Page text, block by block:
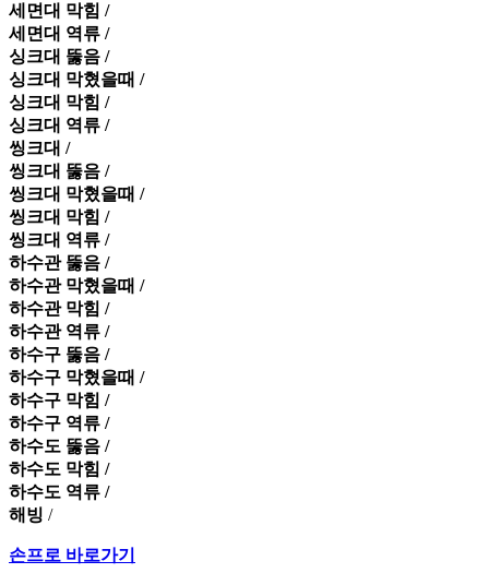
세면대 막힘 /
세면대 역류 /
싱크대 뚫음 /
싱크대 막혔을때 /
싱크대 막힘 /
싱크대 역류 /
씽크대 /
씽크대 뚫음 /
씽크대 막혔을때 /
씽크대 막힘 /
씽크대 역류 /
하수관 뚫음 /
하수관 막혔을때 /
하수관 막힘 /
하수관 역류 /
하수구 뚫음 /
하수구 막혔을때 /
하수구 막힘 /
하수구 역류 /
하수도 뚫음 /
하수도 막힘 /
하수도 역류 /
해빙 /
손프로 바로가기